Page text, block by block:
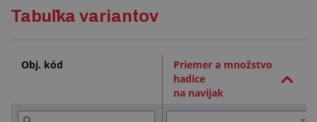
Tabuľka variantov
Obj. kód
Priemer a množstvo
hadice
na navijak